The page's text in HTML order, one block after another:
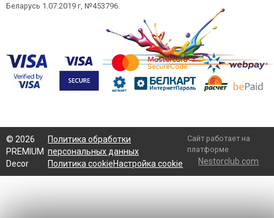
Беларусь 1.07.2019 г, №453796.
© 2026
PREMIUM
Decor
Политика обработки
персональных данных
Политика cookieНастройка cookie
Сайт работает на
платформе
Nestorclub.com